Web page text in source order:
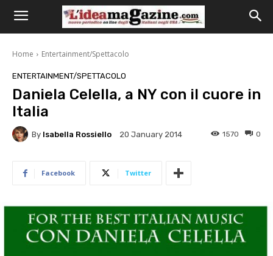
Home Entertainment/Spettacolo
ENTERTAINMENT/SPETTACOLO
Daniela Celella, a NY con il cuore in
Italia
By Isabella Rossiello 20 January 2014 0
1570
Facebook Twitter